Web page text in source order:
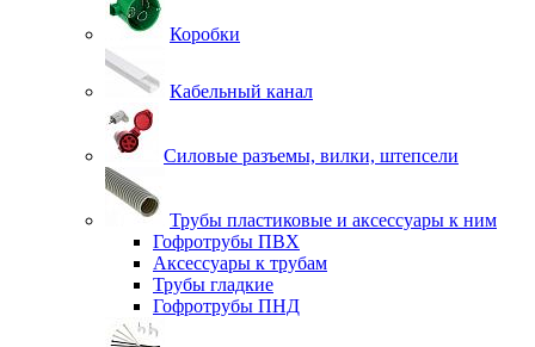
Коробки
Кабельный канал
Силовые разъемы, вилки, штепсели
Трубы пластиковые и аксессуары к ним
Гофротрубы ПВХ
Аксессуары к трубам
Трубы гладкие
Гофротрубы ПНД